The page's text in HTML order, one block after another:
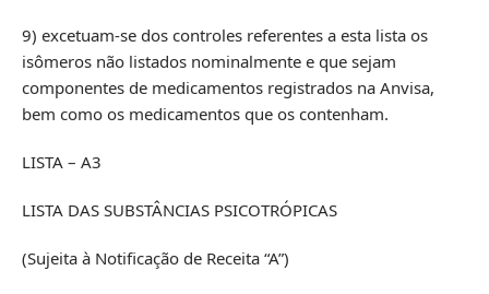
9) excetuam-se dos controles referentes a esta lista os
isômeros não listados nominalmente e que sejam
componentes de medicamentos registrados na Anvisa,
bem como os medicamentos que os contenham.
LISTA – A3
LISTA DAS SUBSTÂNCIAS PSICOTRÓPICAS
(Sujeita à Notificação de Receita “A”)